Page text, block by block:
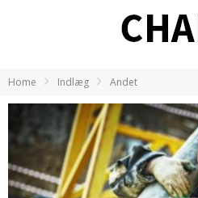
Home Indlæg Andet